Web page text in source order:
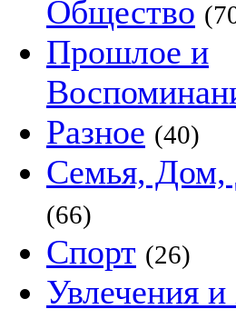
Общество
Прошлое и
Разное (40)
Семья, Дом,
(66)
Спорт (26)
Увлечения